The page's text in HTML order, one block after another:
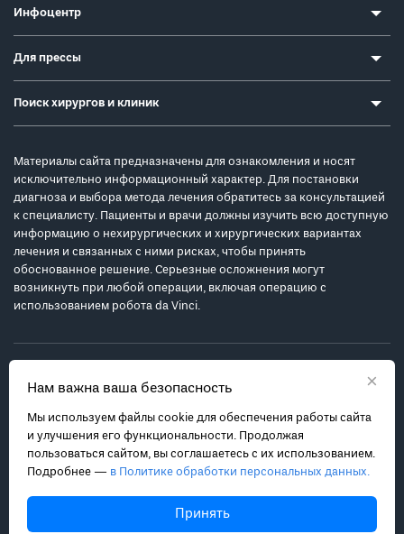
×
Нам важна ваша безопасность
Мы используем файлы cookie для обеспечения работы сайта
и улучшения его функциональности. Продолжая
пользоваться сайтом, вы соглашаетесь с их использованием.
Подробнее — в Политике обработки персональных данных.
Принять
Инфоцентр
Для прессы
Поиск хирургов и клиник
Материалы сайта предназначены для ознакомления и носят
исключительно информационный характер. Для постановки
диагноза и выбора метода лечения обратитесь за консультацией
к специалисту. Пациенты и врачи должны изучить всю доступную
информацию о нехирургических и хирургических вариантах
лечения и связанных с ними рисках, чтобы принять
обоснованное решение. Серьезные осложнения могут
возникнуть при любой операции, включая операцию с
использованием робота da Vinci.
Политика обработки персональных данных
Соглашение с пользователем
Карта сайта